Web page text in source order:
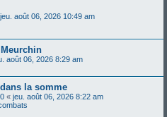
jeu. août 06, 2026 10:49 am
août 06, 2026 8:29 am
la somme
« jeu. août 06, 2026 8:22 am